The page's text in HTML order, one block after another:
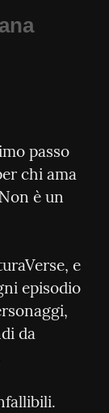
passo
chi ama
è un
e
episodio
da